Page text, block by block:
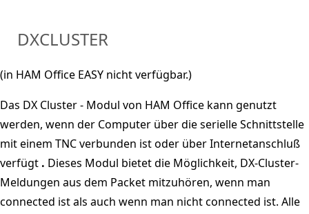
DXCLUSTER
(in HAM Office EASY nicht verfügbar.)
Das DX Cluster - Modul von HAM Office kann genutzt
werden, wenn der Computer über die serielle Schnittstelle
mit einem TNC verbunden ist oder über Internetanschluß
verfügt . Dieses Modul bietet die Möglichkeit, DX-Cluster-
Meldungen aus dem Packet mitzuhören, wenn man
connected ist als auch wenn man nicht connected ist. Alle